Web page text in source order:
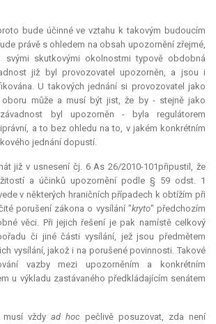
bude účinné ve vztahu k takovým budoucím
právě s ohledem na obsah upozornění zřejmé,
skutkovými okolnostmi typově obdobná
již byl provozovatel upozorněn, a jsou i
U takových jednání si provozovatel jako
může a musí být jist, že by - stejně jako
byl upozorněn - byla regulátorem
a to bez ohledu na to, v jakém konkrétním
jednání dopustí.
již v usnesení čj. 6 As 26/2010-101připustil, že
a účinků upozornění podle § 59 odst. 1
v některých hraničních případech k obtížím při
porušení zákona o vysílání "kryto" předchozím
věci. Při jejich řešení je pak namístě celkový
či jiné části vysílání, jež jsou předmětem
vysílání, jakož i na porušené povinnosti. Takové
vazby mezi upozorněním a konkrétním
u výkladu zastávaného předkládajícím senátem
musí vždy ad hoc pečlivě posuzovat, zda není